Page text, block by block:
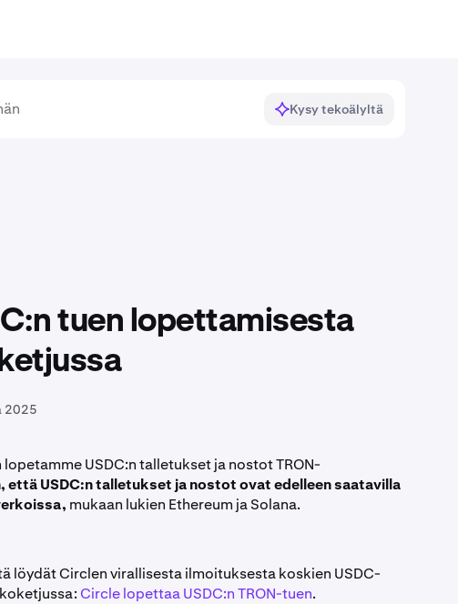
Kysy tekoälyltä
tuen lopettamisesta
2025
USDC:n talletukset ja nostot TRON-
että USDC:n talletukset ja nostot ovat edelleen saatavilla
mukaan lukien Ethereum ja Solana.
löydät Circlen virallisesta ilmoituksesta koskien USDC-
Circle lopettaa USDC:n TRON-tuen.